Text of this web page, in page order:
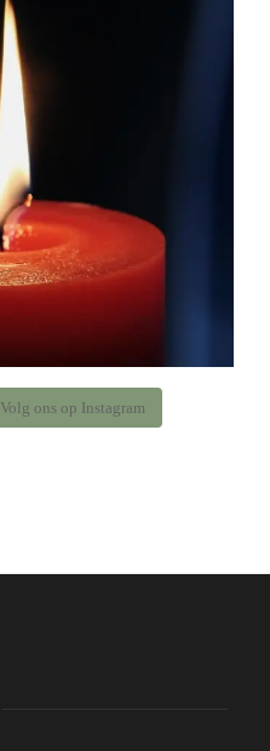
Volg ons op Instagram